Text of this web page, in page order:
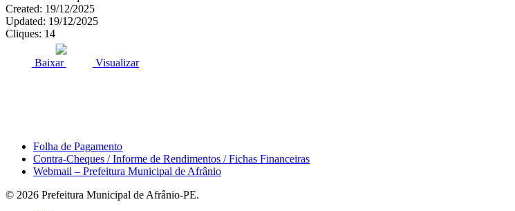
Created: 19/12/2025
Updated: 19/12/2025
Cliques: 14
Baixar Visualizar
Folha de Pagamento
Contra-Cheques / Informe de Rendimentos / Fichas Financeiras
Webmail – Prefeitura Municipal de Afrânio
© 2026 Prefeitura Municipal de Afrânio-PE.